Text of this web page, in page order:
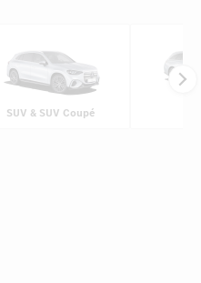
SUV & SUV Coupé